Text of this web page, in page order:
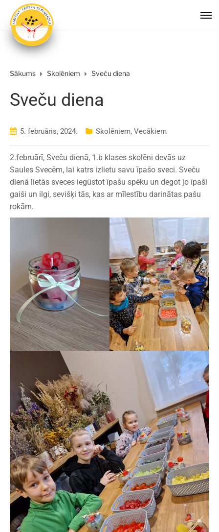
Sākums Skolēniem Sveču diena
Sveču diena
5. februāris, 2024. Skolēniem, Vecākiem
2.februārī, Sveču dienā, 1.b klases skolēni devās uz
Saules Svecēm, lai katrs izlietu savu īpašo sveci. Sveču
dienā lietās sveces iegūstot īpašu spēku un degot jo īpaši
gaiši un ilgi, sevišķi tās, kas ar mīlestību darinātas pašu
rokām.